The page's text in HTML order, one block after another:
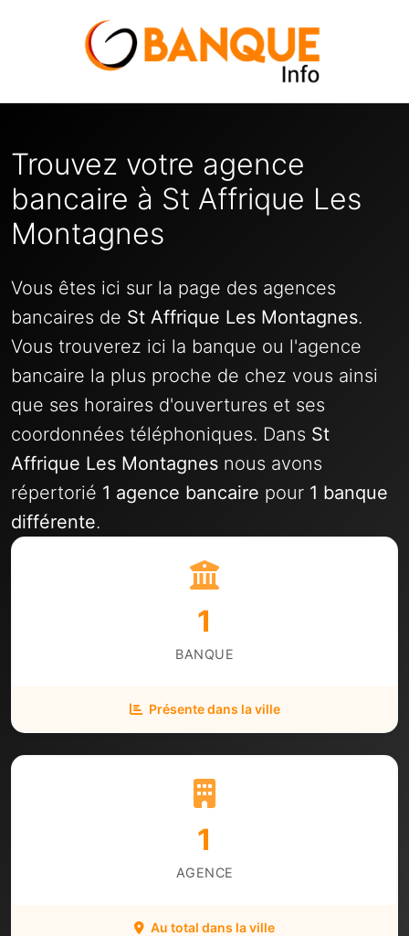
Trouvez votre agence
bancaire à St Affrique Les
Montagnes
Vous êtes ici sur la page des agences
bancaires de St Affrique Les Montagnes.
Vous trouverez ici la banque ou l'agence
bancaire la plus proche de chez vous ainsi
que ses horaires d'ouvertures et ses
coordonnées téléphoniques. Dans St
Affrique Les Montagnes nous avons
répertorié 1 agence bancaire pour 1 banque
différente.
1
BANQUE
Présente dans la ville
1
AGENCE
Au total dans la ville